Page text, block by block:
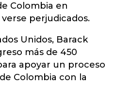
Colombia en
perjudicados.
Unidos, Barack
más de 450
apoyar un proceso
Colombia con la